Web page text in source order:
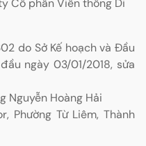
Cổ phần Viễn thông Di
do Sở Kế hoạch và Đầu
ngày 03/01/2018, sửa
Nguyễn Hoàng Hải
Phường Từ Liêm, Thành